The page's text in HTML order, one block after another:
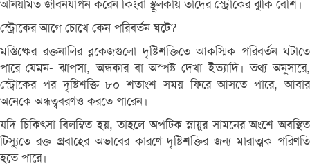
অনিয়মিত জীবনযাপন করেন কিংবা স্থূলকায় তাদের স্ট্রোকের ঝুঁকি বেশি।
স্ট্রোকের আগে চোখে কেন পরিবর্তন ঘটে?
মস্তিষ্কের রক্তনালির ব্লকেজগুলো দৃষ্টিশক্তিতে আকস্মিক পরিবর্তন ঘটাতে
পারে যেমন- ঝাপসা, অন্ধকার বা অস্পষ্ট দেখা ইত্যাদি। তথ্য অনুসারে,
স্ট্রোকের পর দৃষ্টিশক্তি ৮০ শতাংশ সময় ফিরে আসতে পারে, আবার
অনেকে অন্ধত্ববরণও করতে পারেন।
যদি চিকিৎসা বিলম্বিত হয়, তাহলে অপটিক স্নায়ুর সামনের অংশে অবস্থিত
টিস্যুতে রক্ত প্রবাহের অভাবের কারণে দৃষ্টিশক্তির জন্য মারাত্মক পরিণতি
হতে পারে।